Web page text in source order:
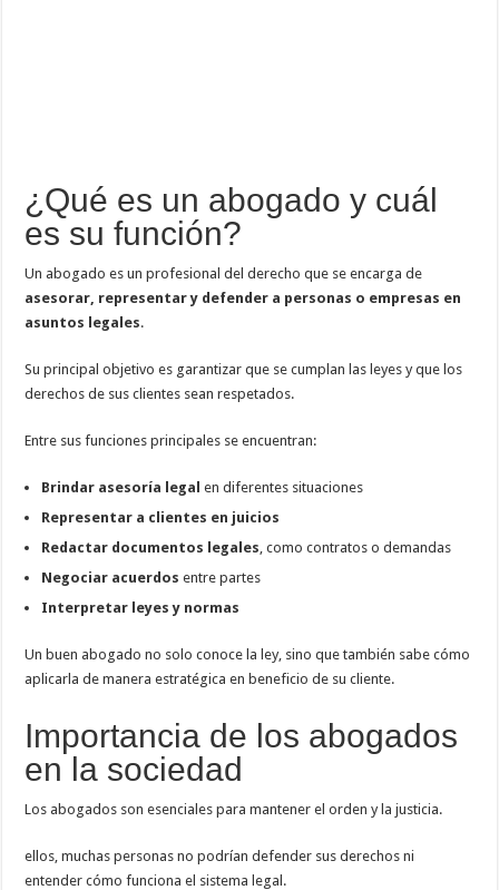
¿Qué es un abogado y cuál
es su función?
Un abogado es un profesional del derecho que se encarga de
asesorar, representar y defender a personas o empresas en
asuntos legales.
Su principal objetivo es garantizar que se cumplan las leyes y que los
derechos de sus clientes sean respetados.
Entre sus funciones principales se encuentran:
Brindar asesoría legal en diferentes situaciones
Representar a clientes en juicios
Redactar documentos legales, como contratos o demandas
Negociar acuerdos entre partes
Interpretar leyes y normas
Un buen abogado no solo conoce la ley, sino que también sabe cómo
aplicarla de manera estratégica en beneficio de su cliente.
Importancia de los abogados
en la sociedad
Los abogados son esenciales para mantener el orden y la justicia.
ellos, muchas personas no podrían defender sus derechos ni
entender cómo funciona el sistema legal.